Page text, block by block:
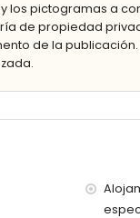
(a menos de
(a menos de 3
(> 100
y los pictogramas a
de propiedad
de la